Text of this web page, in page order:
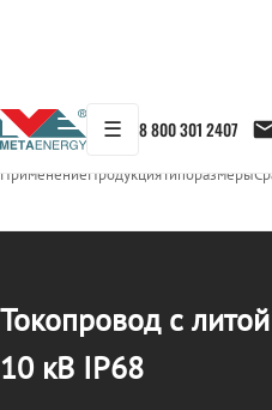
☰ 8 800 301 2407
← Продукция/ТОКОПРОВОД
ПрименениеПродукцияТипоразмеры
Токопровод с
10 кВ IP68